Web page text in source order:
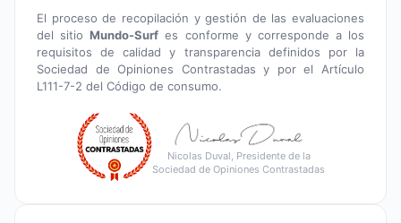
El proceso de recopilación y gestión de las evaluaciones
del sitioMundo-Surf es conforme y corresponde a los
requisitos de calidad y transparencia definidos por la
Sociedad de Opiniones Contrastadas y por el Artículo
L111-7-2 del Código de consumo.
Nicolas Duval, Presidente de la
Sociedad de Opiniones Contrastadas